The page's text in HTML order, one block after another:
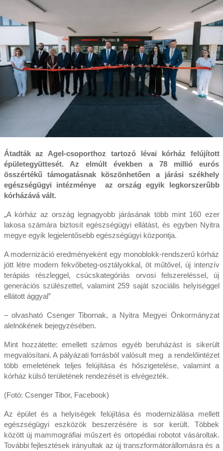
Átadták az Agel-csoporthoz tartozó lévai kórház felújított
épületegyüttesét. Az elmúlt években a 78 millió eurós
összértékű támogatásnak köszönhetően a járási székhely
egészségügyi intézménye az ország egyik legkorszerűbb
kórházává vált.
„A kórház az ország legnagyobb járásának több mint 160 ezer
lakosa számára biztosít egészségügyi ellátást, és egyben Nyitra
megye egyik legjelentősebb egészségügyi központja.
A modernizáció eredményeként egy monoblokk-rendszerű kórház
jött létre modern fekvőbeteg-osztályokkal, öt műtővel, új intenzív
terápiás részleggel, csúcskategóriás orvosi felszereléssel, új
generációs szülészettel, valamint 259 saját szociális helyiséggel
ellátott ággyal”
– olvasható Csenger Tibornak, a Nyitra Megyei Önkormányzat
alelnökének bejegyzésében.
Mint hozzátette: emellett számos egyéb beruházást is sikerült
megvalósítani. A pályázati forrásból valósult meg a rendelőintézet
több emeletének teljes felújítása és hőszigetelése, valamint a
kórház külső területének rendezését is elvégezték.
(Fotó: Csenger Tibor, Facebook)
Az épület és a helyiségek felújítása és modernizálása mellett
egészségügyi eszközök beszerzésére is sor került. Többek
között új mammográfiai műszert és ortopédiai robotot vásároltak.
További fejlesztések irányultak az új transzformátorállomásra és a